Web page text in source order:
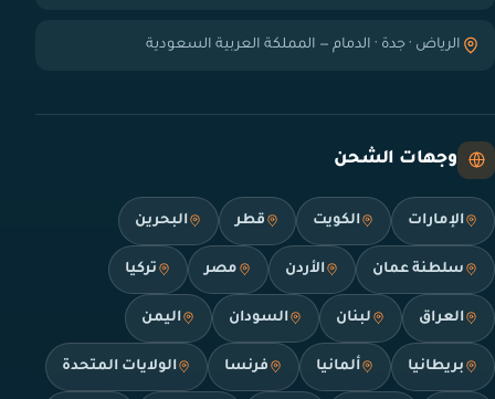
الرياض · جدة · الدمام — المملكة العربية السعودية
وجهات الشحن
الإمارات الكويت قطر البحرين
سلطنة عمان الأردن مصر تركيا
العراق لبنان السودان اليمن
بريطانيا ألمانيا فرنسا الولايات المتحدة